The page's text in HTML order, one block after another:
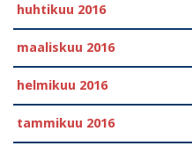
huhtikuu 2016
maaliskuu 2016
helmikuu 2016
tammikuu 2016